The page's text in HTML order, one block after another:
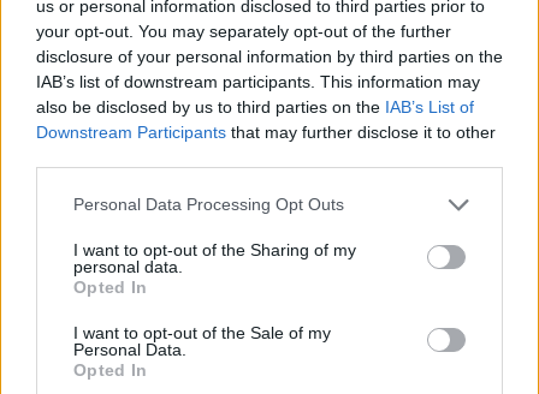
us or personal information disclosed to third parties prior to
your opt-out. You may separately opt-out of the further
disclosure of your personal information by third parties on the
IAB’s list of downstream participants. This information may
also be disclosed by us to third parties on the IAB’s List of
Downstream Participants that may further disclose it to other
Personal Data Processing Opt Outs
I want to opt-out of the Sharing of my
personal data.
Opted In
I want to opt-out of the Sale of my
Personal Data.
Opted In
Básně
Setkání všedního dne
14.12.2012 | Miroslav Červenka
Když západ ploval v řídké rumělce
a vločky vály vzdorujíce tíži,
jak volá „buď zdráv, Mirku“ na refýži.
Přehled knih a filmů
Mojmír Vlašín: Další příhody ochránce přírody
rok vydání: 2023